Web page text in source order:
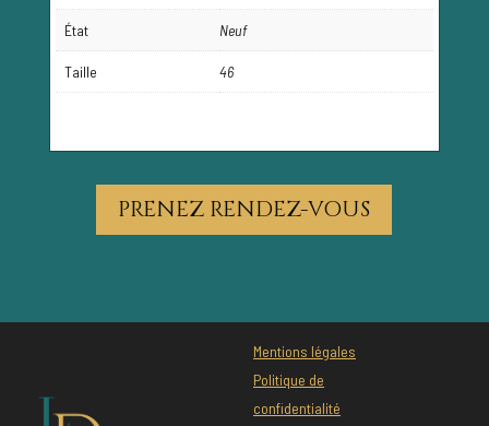
État Neuf
Taille 46
PRENEZ RENDEZ-VOUS
Mentions légales
Politique de
confidentialité